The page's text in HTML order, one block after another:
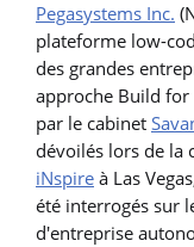
Pegasystems Inc.
plateforme low-
des grandes
approche Build for
par le cabinet
dévoilés lors de la
iNspire à Las
été interrogés sur
d'entreprise